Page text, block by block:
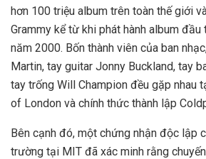
hơn 100 triệu album trên toàn thế giới
Grammy kể từ khi phát hành album đầu
năm 2000. Bốn thành viên của ban
Martin, tay guitar Jonny Buckland, tay
tay trống Will Champion đều gặp nhau
of London và chính thức thành lập
Bên cạnh đó, một chứng nhận độc lập
trường tại MIT đã xác minh rằng